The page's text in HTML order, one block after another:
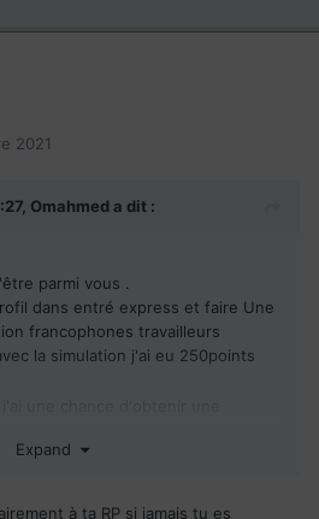
2021
Omahmeda dit :
parmi vous .
dans entré express et faire Une
francophones travailleurs
la simulation j'ai eu 250points
en 2013 j'etait à Montréal Pour une
Expand
à ta RP si jamais tu es